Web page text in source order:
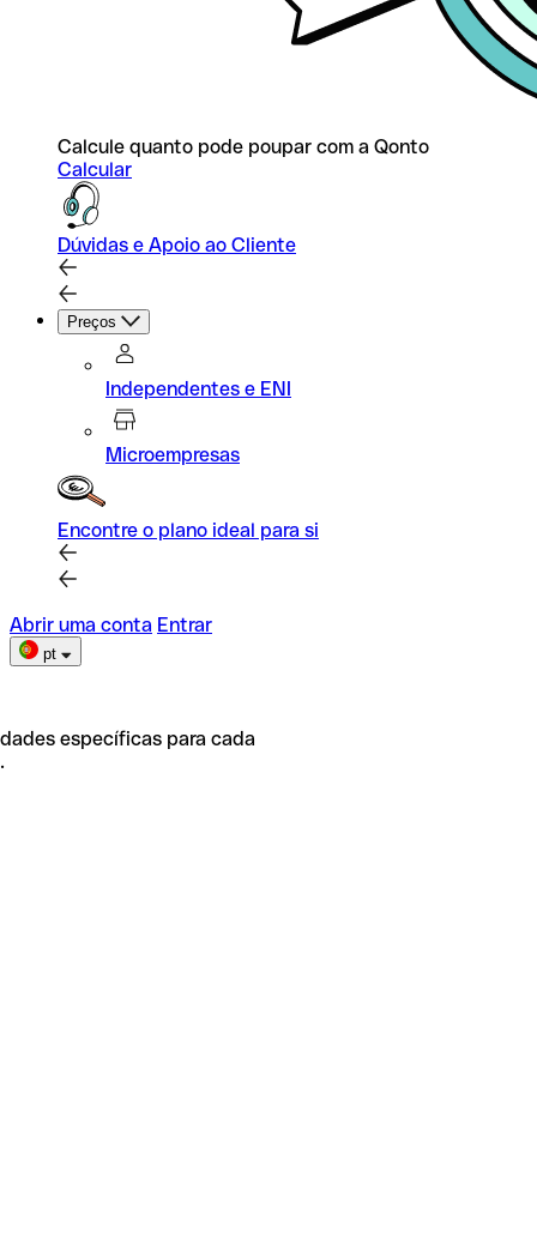
Calcule quanto pode poupar com a Qonto
Calcular
Dúvidas e Apoio ao Cliente
Preços
Independentes e ENI
Microempresas
Encontre o plano ideal para si
Abrir uma conta Entrar
pt
específicas para cada